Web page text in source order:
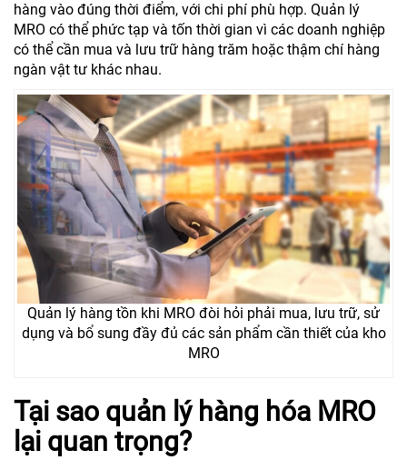
hàng vào đúng thời điểm, với chi phí phù hợp. Quản lý
MRO có thể phức tạp và tốn thời gian vì các doanh nghiệp
có thể cần mua và lưu trữ hàng trăm hoặc thậm chí hàng
ngàn vật tư khác nhau.
Quản lý hàng tồn khi MRO đòi hỏi phải mua, lưu trữ, sử
dụng và bổ sung đầy đủ các sản phẩm cần thiết của kho
MRO
Tại sao quản lý hàng hóa MRO
lại quan trọng?